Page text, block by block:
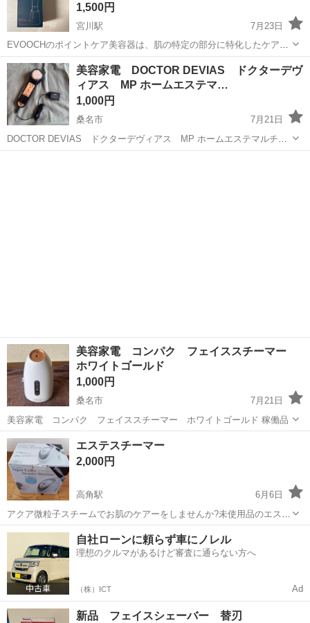
1,500円
宮川駅
7月23日
EVOOCHのポイントケア美容器は、肌の特定の部分に特化したケアが
可能です。 - ブランド: EVOOCH - 商品名: Point Care Beauty Device -
付属品: クイックスタートガイド ご覧いただ...
三重 伊勢市 宮川駅
美容家電 DOCTOR DEVIAS ドクターデヴ
ィアス MP ホームエステマ…
1,000円
桑名市
7月21日
DOCTOR DEVIAS ドクターデヴィアス MP ホームエステマルチ
美顔器 稼働品
美容家電 コンパク フェイススチーマー
ホワイトゴールド
1,000円
桑名市
7月21日
美容家電 コンパク フェイススチーマー ホワイトゴールド 稼働品
三重 桑名市
エステスチーマー
2,000円
高角駅
6月6日
アクア微粒子スチームでお肌のケアーをしませんか?未使用品のエステ
スチーマーとなります。電化製品の為3Nでの取り引きでお願いしま
三重 四日市市 美容家電
自社ローンに頼らず車にノレル
理想のクルマがあるけど審査に通らない方へ
（株）ICT Ad
新品 フェイスシェーバー 替刃